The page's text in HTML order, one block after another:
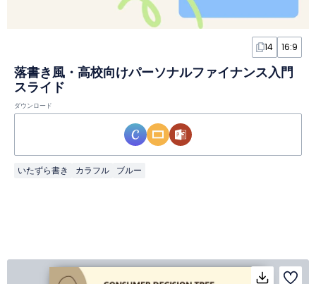
14 16:9
落書き風・高校向けパーソナルファイナンス入門
スライド
ダウンロード
いたずら書き カラフル ブルー